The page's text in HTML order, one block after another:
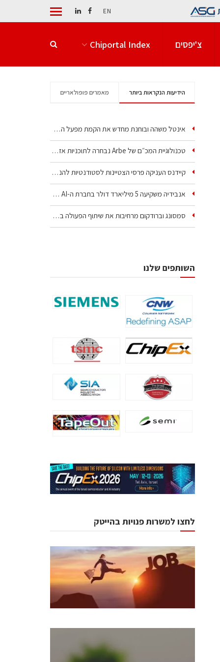
EN
צ'יפסים Chiportal Index
הידיעות הנקראות ביותר מאמרים פופולאריים
אינטל משהה ובוחנת מחדש את הקמת מפעל הענק שלה בקריית גת
טכנולוגיית המכ״ם של Arbe נבחרה לתוכניות אזרחיות וביטחוניות
קיידנס העניקה פרסי הצטיינות לסטודנטיות להנדסת חשמל ופיזיקה
אנבידיה משקיעה 5 מיליארד דולר בחברת ה-AI של איליה סוצקבר
סמסונג וברודקום מרחיבות את שיתוף הפעולה בשבבי AI…
השותפים שלנו
לחצו למשרות פנויות בהייטק